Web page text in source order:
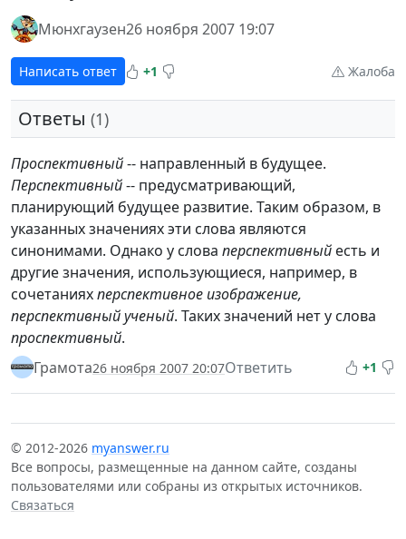
Мюнхгаузен26 ноября 2007 19:07
Написать ответ +1 Жалоба
Ответы (1)
Проспективный-- направленный в будущее.
Перспективный-- предусматривающий,
планирующий будущее развитие. Таким образом, в
указанных значениях эти слова являются
синонимами. Однако у слова перспективный есть и
другие значения, использующиеся, например, в
сочетанияхперспективное изображение,
перспективный ученый. Таких значений нет у слова
проспективный.
Грамота26 ноября 2007 20:07Ответить +1
© 2012-2026 myanswer.ru
Все вопросы, размещенные на данном сайте, созданы
пользователями или собраны из открытых источников.
Связаться